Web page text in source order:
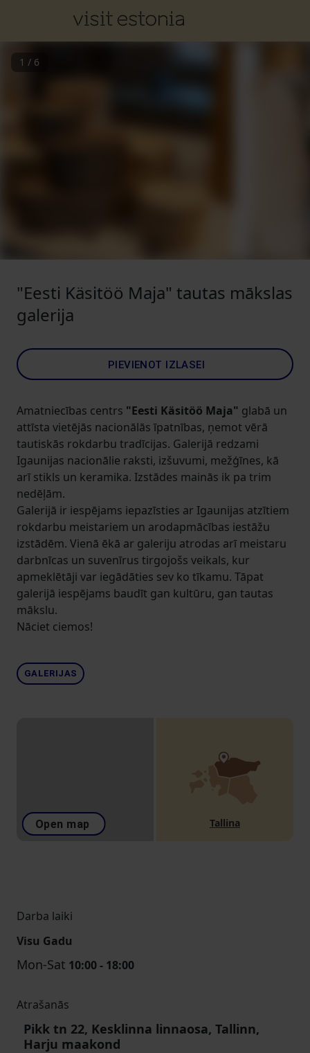
1 / 6
"Eesti Käsitöö Maja" tautas mākslas
galerija
PIEVIENOT IZLASEI
Amatniecības centrs "Eesti Käsitöö Maja" glabā un
attīsta vietējās nacionālās īpatnības, ņemot vērā
tautiskās rokdarbu tradīcijas. Galerijā redzami
Igaunijas nacionālie raksti, izšuvumi, mežģīnes, kā
arī stikls un keramika. Izstādes mainās ik pa trim
nedēļām.
Galerijā ir iespējams iepazīsties ar Igaunijas atzītiem
rokdarbu meistariem un arodapmācības iestāžu
izstādēm. Vienā ēkā ar galeriju atrodas arī meistaru
darbnīcas un suvenīrus tirgojošs veikals, kur
apmeklētāji var iegādāties sev ko tīkamu. Tāpat
galerijā iespējams baudīt gan kultūru, gan tautas
mākslu.
Nāciet ciemos!
GALERIJAS
Open map Tallina
Darba laiki
Visu Gadu
Mon-Sat 10:00 - 18:00
Atrašanās
Pikk tn 22, Kesklinna linnaosa, Tallinn,
Harju maakond